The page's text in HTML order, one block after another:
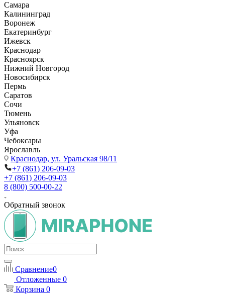
Самара
Калининград
Воронеж
Екатеринбург
Ижевск
Краснодар
Красноярск
Нижний Новгород
Новосибирск
Пермь
Саратов
Сочи
Тюмень
Ульяновск
Уфа
Чебоксары
Ярославль
Краснодар, ул. Уральская 98/11
+7 (861) 206-09-03
+7 (861) 206-09-03
8 (800) 500-00-22
Обратный звонок
Сравнение0
Отложенные 0
Корзина 0